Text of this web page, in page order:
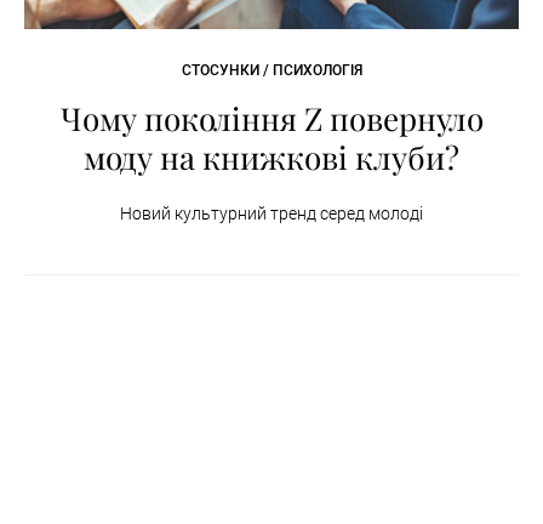
СТОСУНКИ / ПСИХОЛОГІЯ
Чому покоління Z повернуло
моду на книжкові клуби?
Новий культурний тренд серед молоді